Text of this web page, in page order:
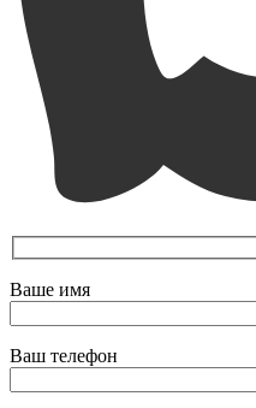
Ваше имя
Ваш телефон